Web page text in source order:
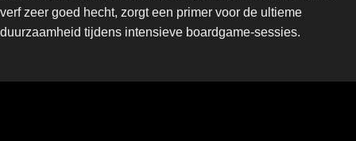
verf zeer goed hecht, zorgt een primer voor de ultieme
duurzaamheid tijdens intensieve boardgame-sessies.